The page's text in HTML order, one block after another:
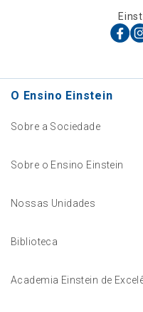
O Ensino Einstein
Sobre a Sociedade
Sobre o Ensino Einstein
Nossas Unidades
Biblioteca
Academia Einstein de